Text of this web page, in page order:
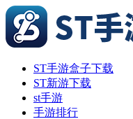
ST手游盒子下载
ST新游下载
st手游
手游排行